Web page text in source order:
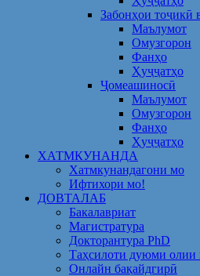
Забонҳои тоҷикӣ
Маълумот
Омузгорон
Фанҳо
Ҳуҷҷатҳо
Ҷомеашиносӣ
Маълумот
Омузгорон
Фанҳо
Ҳуҷҷатҳо
ХАТМКУНАНДА
Хатмкунандагони мо
Ифтихори мо!
ДОВТАЛАБ
Бакалавриат
Магистратура
Докторантура PhD
Таҳсилоти дуюми олии
Онлайн бақайдгирӣ